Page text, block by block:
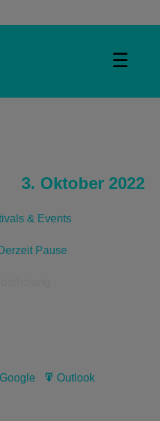
☰
3. Oktober 2022
& Events
Derzeit Pause
Export
Google
Export
Outlook